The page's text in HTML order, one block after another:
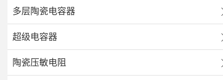
多层陶瓷电容器
超级电容器
陶瓷压敏电阻